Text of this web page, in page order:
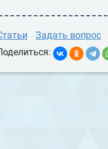
Задать вопрос